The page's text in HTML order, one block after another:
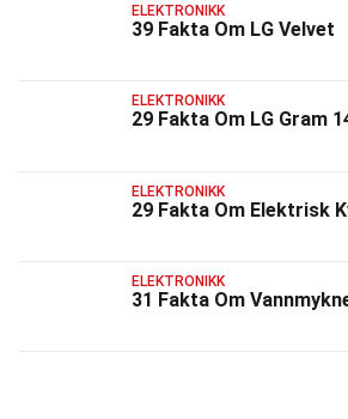
ELEKTRONIKK
39 Fakta Om LG Velvet
ELEKTRONIKK
29 Fakta Om LG Gram
ELEKTRONIKK
29 Fakta Om Elektrisk
ELEKTRONIKK
31 Fakta Om